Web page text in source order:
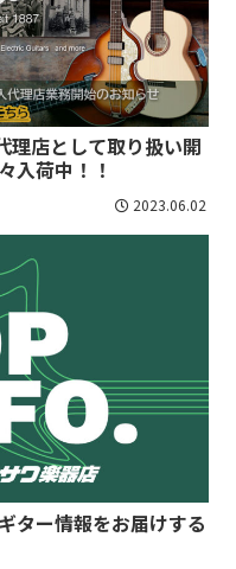
店として取り扱い開
入荷中！！
2023.06.02
ター情報をお届けする